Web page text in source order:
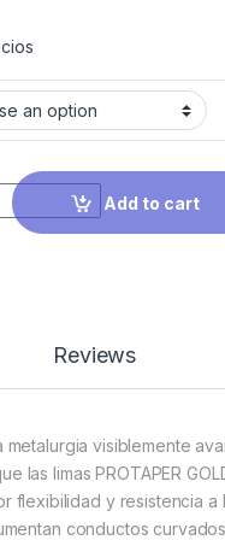
Add to cart
Reviews
visiblemente
las limas PROTAPER
flexibilidad y resistencia a
conductos